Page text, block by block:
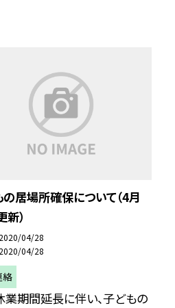
の居場所確保について（4月
）
2020/04/28
2020/04/28
絡
業期間延長に伴い、子どもの